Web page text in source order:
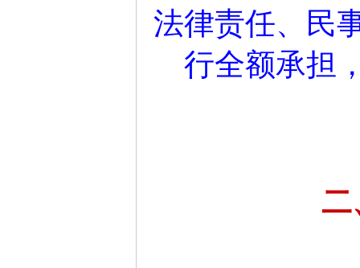
法律责任、民
行全额承担
二